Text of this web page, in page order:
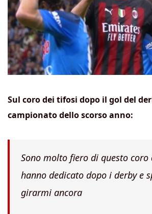
Sul coro dei tifosi dopo il gol del
campionato dello scorso anno:
Sono molto fiero di questo
hanno dedicato dopo i derby e
girarmi ancora